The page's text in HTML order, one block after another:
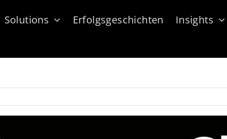
Solutions Erfolgsgeschichten Insights